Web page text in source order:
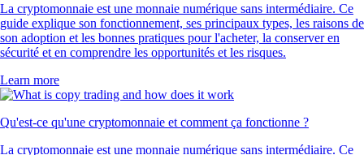
La cryptomonnaie est une monnaie numérique sans intermédiaire. Ce
guide explique son fonctionnement, ses principaux types, les raisons de
son adoption et les bonnes pratiques pour l'acheter, la conserver en
sécurité et en comprendre les opportunités et les risques.
Learn more
Qu'est-ce qu'une cryptomonnaie et comment ça fonctionne ?
La cryptomonnaie est une monnaie numérique sans intermédiaire. Ce